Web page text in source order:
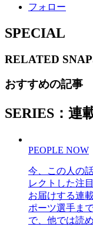
フォロー
SPECIAL
RELATED
おすすめの記事
SERIES：連
PEOPLE NOW
今、この人の
レクトした注
お届けする連
ポーツ選手ま
で、他では読